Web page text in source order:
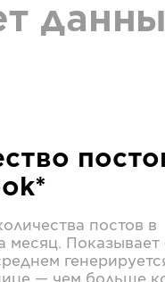
постов в
месяц. Показывает